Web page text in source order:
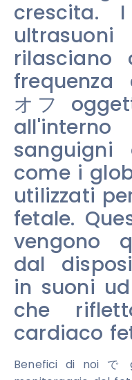
crescita.
rilasciano
frequenza
オフ
come i
utilizzati
fetale.
vengono
dal
in suoni
che
cardiaco
Benefici di noi で